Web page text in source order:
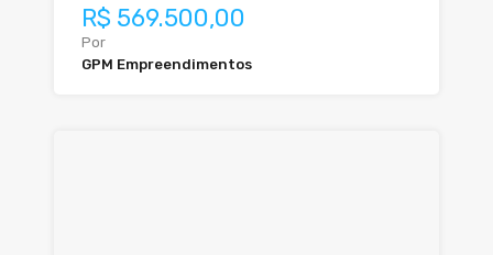
R$ 569.500,00
Por
GPM Empreendimentos